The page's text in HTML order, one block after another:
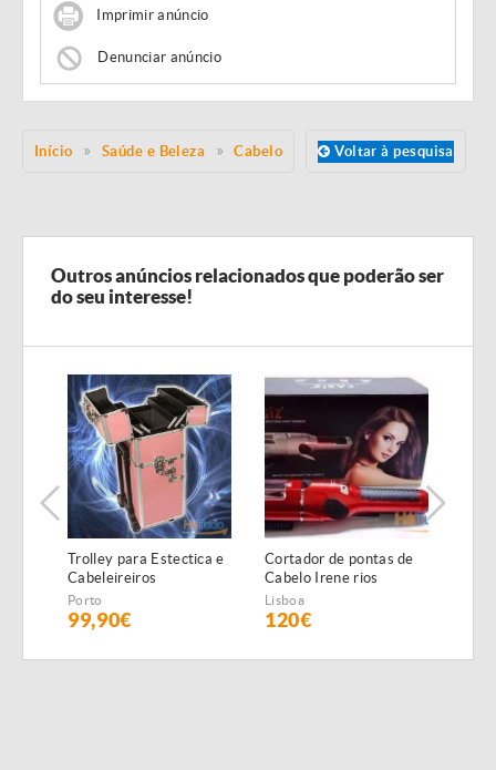
Imprimir anúncio
Denunciar anúncio
Início Saúde e Beleza Cabelo Voltar à pesquisa
Outros anúncios relacionados que poderão ser
do seu interesse!
Trolley para Estectica e
Cabeleireiros
Porto
99,90€
Cortador de pontas de
Cabelo Irene rios
NOVAS
Lisboa
120€